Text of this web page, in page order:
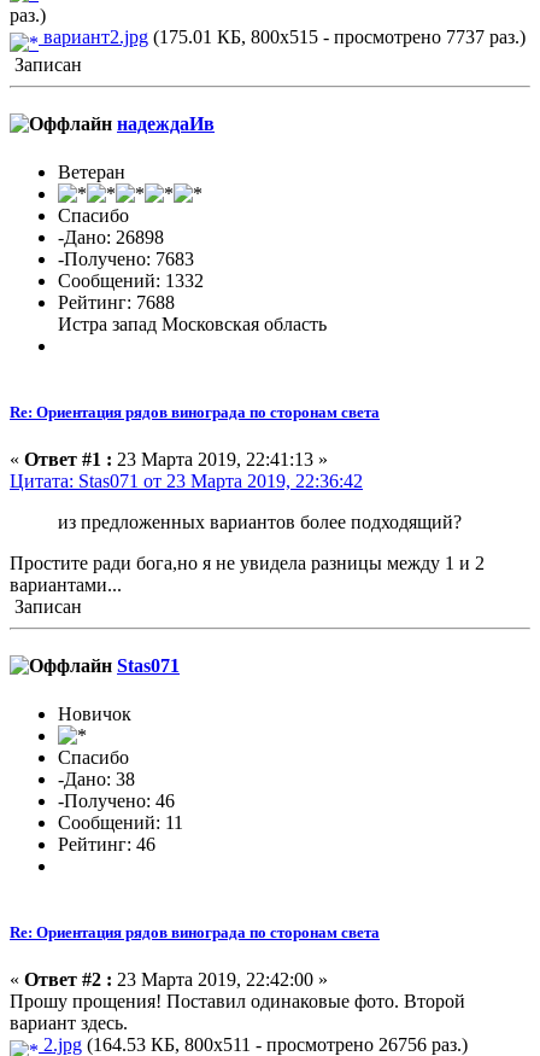
раз.)
вариант2.jpg (175.01 КБ, 800x515 - просмотрено 7737 раз.)
Записан
надеждаИв
Ветеран
Спасибо
-Дано: 26898
-Получено: 7683
Сообщений: 1332
Рейтинг: 7688
Истра запад Московская область
Re: Ориентация рядов винограда по сторонам света
« Ответ #1 : 23 Марта 2019, 22:41:13 »
Цитата: Stas071 от 23 Марта 2019, 22:36:42
из предложенных вариантов более подходящий?
Простите ради бога,но я не увидела разницы между 1 и 2
вариантами...
Записан
Stas071
Новичок
Спасибо
-Дано: 38
-Получено: 46
Сообщений: 11
Рейтинг: 46
Re: Ориентация рядов винограда по сторонам света
« Ответ #2 : 23 Марта 2019, 22:42:00 »
Прошу прощения! Поставил одинаковые фото. Второй
вариант здесь.
2.jpg (164.53 КБ, 800x511 - просмотрено 26756 раз.)